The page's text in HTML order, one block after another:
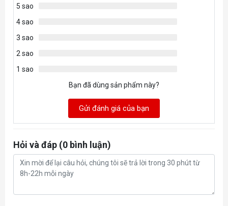
5 sao
4 sao
3 sao
2 sao
1 sao
Bạn đã dùng sản phẩm này?
Gửi đánh giá của bạn
Hỏi và đáp (0 bình luận)